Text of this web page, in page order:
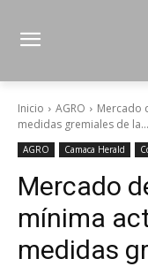
Inicio AGRO
Mercado
medidas gremiales de la...
AGRO Camaca Herald
Mercado
mínima
medidas